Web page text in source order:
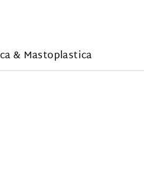
& Mastoplastica